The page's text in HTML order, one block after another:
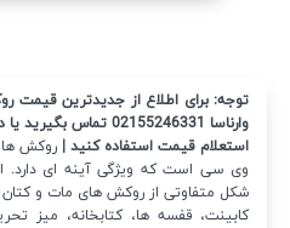
وارناسا 02155246331
استعلام قیمت استفاده کنید | روکش
وی سی است که ویژگی آینه ای دارد.
شکل متفاوتی از روکش های مات و
کابینت، قفسه ها، کتابخانه، میز